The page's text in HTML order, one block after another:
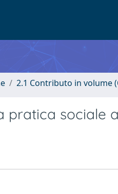
2.1 Contributo in volume
pratica sociale